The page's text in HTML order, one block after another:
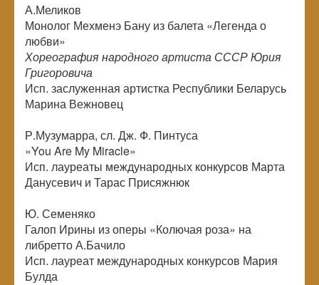
А.Меликов
Монолог Мехменэ Бану из балета «Легенда о
любви»
Хореография народного артиста СССР Юрия
Григоровича
Исп. заслуженная артистка Республики Беларусь
Марина Вежновец
Р.Музумарра, сл. Дж. Ф. Пинтуса
«You Are My Miracle»
Исп. лауреаты международных конкурсов Марта
Данусевич и Тарас Присяжнюк
Ю. Семеняко
Галоп Ирины из оперы «Колючая роза» на
либретто А.Бачило
Исп. лауреат международных конкурсов Мария
Булда